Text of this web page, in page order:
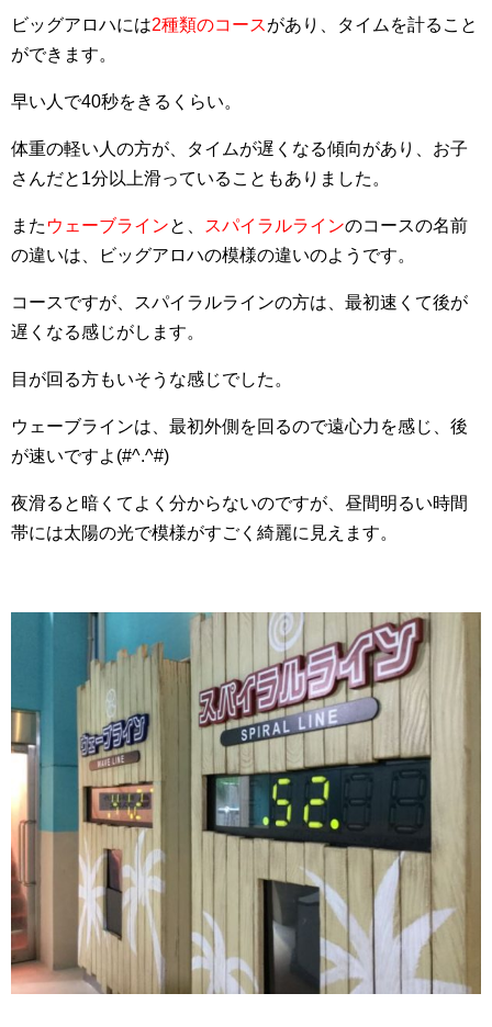
ビッグアロハには2種類のコースがあり、タイムを計ること
ができます。
早い人で40秒をきるくらい。
体重の軽い人の方が、タイムが遅くなる傾向があり、お子
さんだと1分以上滑っていることもありました。
また ウェーブラインと、 スパイラルラインのコースの名前
の違いは、ビッグアロハの模様の違いのようです。
コースですが、スパイラルラインの方は、最初速くて後が
遅くなる感じがします。
目が回る方もいそうな感じでした。
ウェーブラインは、最初外側を回るので遠心力を感じ、後
が速いですよ(#^.^#)
夜滑ると暗くてよく分からないのですが、昼間明るい時間
帯には太陽の光で模様がすごく綺麗に見えます。